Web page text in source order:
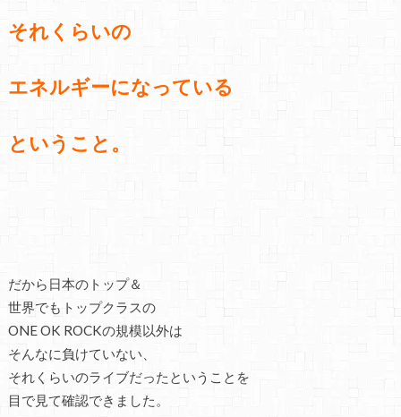
それくらいの
エネルギーになっている
ということ。
だから日本のトップ＆
世界でもトップクラスの
ONE OK ROCKの規模以外は
そんなに負けていない、
それくらいのライブだったということを
目で見て確認できました。